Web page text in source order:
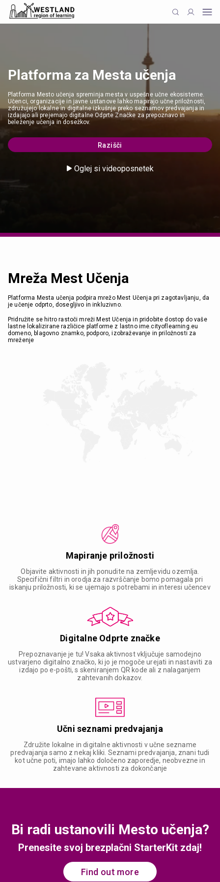
Platforma za Mesta učenja
Platforma Mesto učenja spreminja mesta v uspešne učne ekosisteme.
Učenci, organizacije in javne ustanove lahko mapirajo učne priložnosti,
združujejo lokalne in digitalne izkušnje preko seznamov predvajanja in
izdajajo ali prejemajo digitalne Odprte Značke za prepoznavo in
beleženje učenja in dosežkov.
Razišči
Oglej si videoposnetek
Mreža Mest Učenja
Platforma Mesta učenja podpira mrežo Mest Učenja pri zagotavljanju, da
je učenje odprto, dosegljivo in inkluzivno.
Pridružite se hitro rastoči mreži Mest Učenja in pridobite dostop do vaše
lastne lokalizirane različice platforme z lastno ime.cityoflearning.eu
domeno, blagovno znamko, podporo, izobraževanje in priložnosti za
mreženje
Mapiranje priložnosti
Objavite aktivnosti in jih ponudite na zemljevidu ozemlja.
Specifični filtri in orodja za razvrščanje bomo pomagala pri
iskanju priložnosti, ki se ujemajo s potrebami in interesi učencev
Digitalne Odprte značke
Prepoznavanje je tu! Vsaka aktivnost vključuje samodejno
ustvarjeno digitalno značko, ki jo je mogoče urejati in nastaviti za
izdajo po e-pošti, s skeniranjem QR kode ali z nalaganjem
zahtevanih dokazov.
Učni seznami predvajanja
Združite lokalne in digitalne aktivnosti v učne sezname
predvajanja samo z nekaj kliki. Seznami predvajanja, znani tudi
kot učne poti, imajo lahko določeno zaporedje, neobvezne in
zahtevane aktivnosti za dokončanje
Bi radi ustanovili Mesto učenja?
Prenesite svoj brezplačni StarterKit zdaj!
Find out more